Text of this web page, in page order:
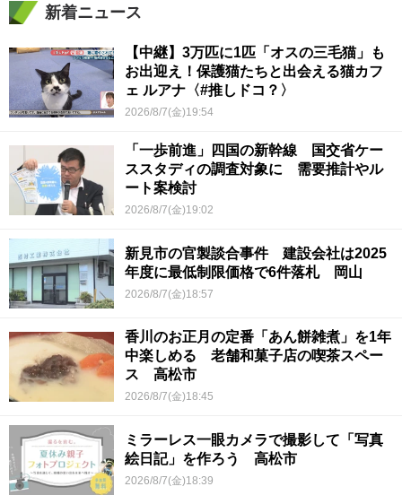
新着ニュース
【中継】3万匹に1匹「オスの三毛猫」も
お出迎え！保護猫たちと出会える猫カフ
ェ ルアナ〈#推しドコ？〉
2026/8/7(金)19:54
「一歩前進」四国の新幹線 国交省ケー
ススタディの調査対象に 需要推計やル
ート案検討
2026/8/7(金)19:02
新見市の官製談合事件 建設会社は2025
年度に最低制限価格で6件落札 岡山
2026/8/7(金)18:57
香川のお正月の定番「あん餅雑煮」を1年
中楽しめる 老舗和菓子店の喫茶スペー
ス 高松市
2026/8/7(金)18:45
ミラーレス一眼カメラで撮影して「写真
絵日記」を作ろう 高松市
2026/8/7(金)18:39